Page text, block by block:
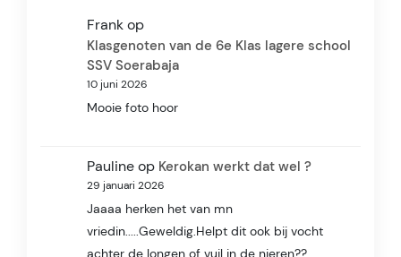
Frankop
Klasgenoten van de 6e Klas lagere school
SSV Soerabaja
10 juni 2026
Mooie foto hoor
Paulineop Kerokan werkt dat wel ?
29 januari 2026
Jaaaa herken het van mn
vriedin.....Geweldig.Helpt dit ook bij vocht
achter de longen of vuil in de nieren??